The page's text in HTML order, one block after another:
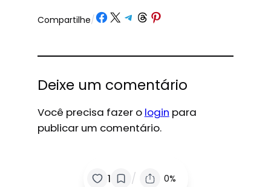
Compartilhe/Share on Facebook
Share on X Share on Telegram
Share on Threads
Share on Pinterest
Deixe um comentário
Você precisa fazer o login para
publicar um comentário.
1 / 0%